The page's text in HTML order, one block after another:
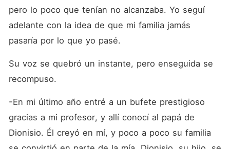
pero lo poco que tenían no alcanzaba. Yo seguí
adelante con la idea de que mi familia jamás
pasaría por lo que yo pasé.
Su voz se quebró un instante, pero enseguida se
recompuso.
-En mi último año entré a un bufete prestigioso
gracias a mi profesor, y allí conocí al papá de
Dionisio. Él creyó en mí, y poco a poco su familia